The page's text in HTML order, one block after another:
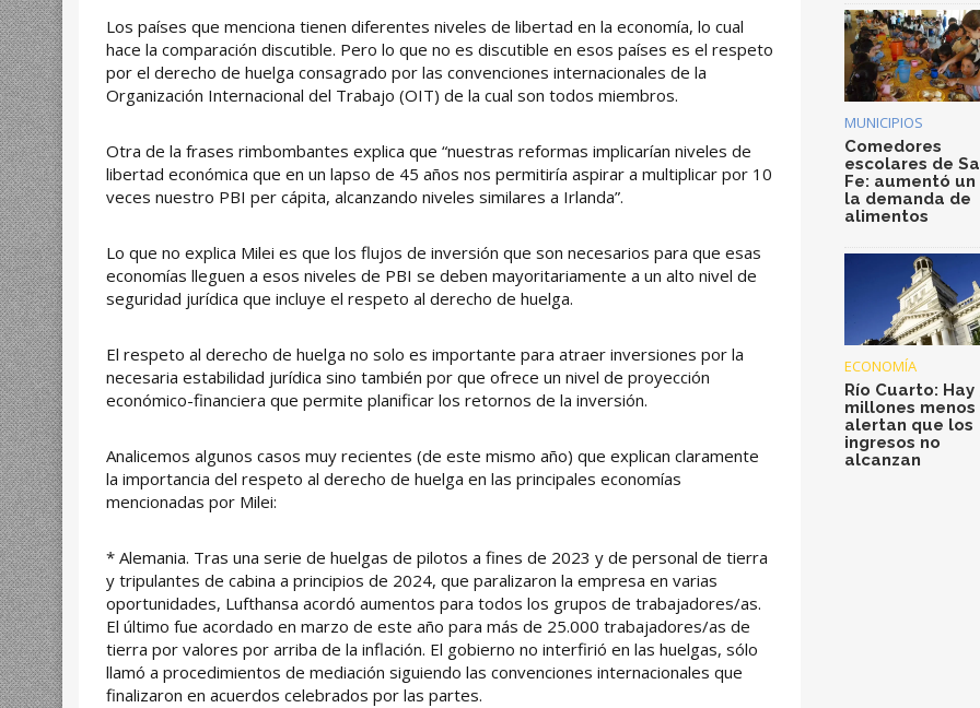
Los países que menciona tienen diferentes niveles de libertad en la economía, lo cual
hace la comparación discutible. Pero lo que no es discutible en esos países es el respeto
por el derecho de huelga consagrado por las convenciones internacionales de la
Organización Internacional del Trabajo (OIT) de la cual son todos miembros.
Otra de la frases rimbombantes explica que “nuestras reformas implicarían niveles de
libertad económica que en un lapso de 45 años nos permitiría aspirar a multiplicar por 10
veces nuestro PBI per cápita, alcanzando niveles similares a Irlanda”.
Lo que no explica Milei es que los flujos de inversión que son necesarios para que esas
economías lleguen a esos niveles de PBI se deben mayoritariamente a un alto nivel de
seguridad jurídica que incluye el respeto al derecho de huelga.
El respeto al derecho de huelga no solo es importante para atraer inversiones por la
necesaria estabilidad jurídica sino también por que ofrece un nivel de proyección
económico-financiera que permite planificar los retornos de la inversión.
Analicemos algunos casos muy recientes (de este mismo año) que explican claramente
la importancia del respeto al derecho de huelga en las principales economías
mencionadas por Milei:
* Alemania. Tras una serie de huelgas de pilotos a fines de 2023 y de personal de tierra
y tripulantes de cabina a principios de 2024, que paralizaron la empresa en varias
oportunidades, Lufthansa acordó aumentos para todos los grupos de trabajadores/as.
El último fue acordado en marzo de este año para más de 25.000 trabajadores/as de
tierra por valores por arriba de la inflación. El gobierno no interfirió en las huelgas, sólo
llamó a procedimientos de mediación siguiendo las convenciones internacionales que
finalizaron en acuerdos celebrados por las partes.
MUNICIPIOS
Comedores
escolares de
Fe: aumentó un
la demanda de
alimentos
ECONOMÍA
Río Cuarto: Hay
millones menos
alertan que los
ingresos no
alcanzan